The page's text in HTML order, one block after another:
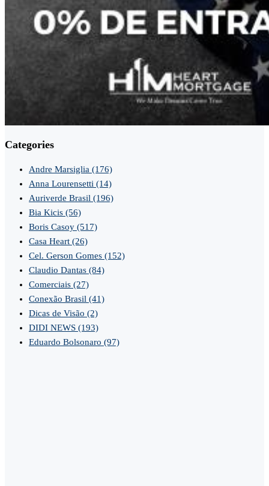
Categories
Andre Marsiglia (176)
Anna Lourensetti (14)
Auriverde Brasil (196)
Bia Kicis (56)
Boris Casoy (517)
Casa Heart (26)
Cel. Gerson Gomes (152)
Claudio Dantas (84)
Comerciais (27)
Conexão Brasil (41)
Dicas de Visão (2)
DIDI NEWS (193)
Eduardo Bolsonaro (97)